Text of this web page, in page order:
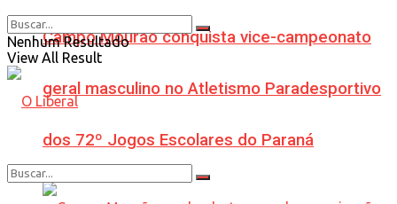
Campo Mourão conquista vice-campeonato
geral masculino no Atletismo Paradesportivo
dos 72º Jogos Escolares do Paraná
Nenhum Resultado
View All Result